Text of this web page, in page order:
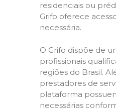
residenciais ou
Grifo oferece
necessária.
O Grifo dispõe de
profissionais
regiões do Brasil.
prestadores de
plataforma
necessárias